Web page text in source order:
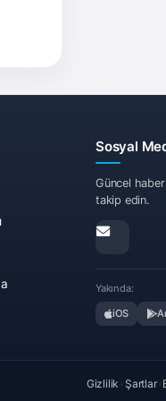
Sosyal
Güncel
takip edin.
Yakında:
iOS
Gizlilik Şartlar•